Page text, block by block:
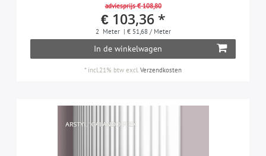
adviesprijs € 108,80
€ 103,36 *
2 Meter | € 51,68 / Meter
In de winkelwagen
* incl.21% btw excl. Verzendkosten